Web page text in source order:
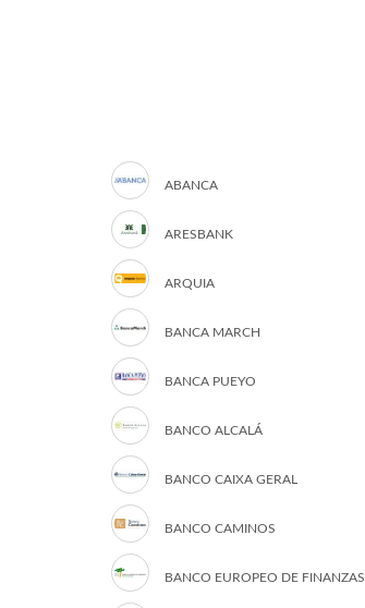
ABANCA
ARESBANK
ARQUIA
BANCA MARCH
BANCA PUEYO
BANCO ALCALÁ
BANCO CAIXA GERAL
BANCO CAMINOS
BANCO EUROPEO DE FINANZAS